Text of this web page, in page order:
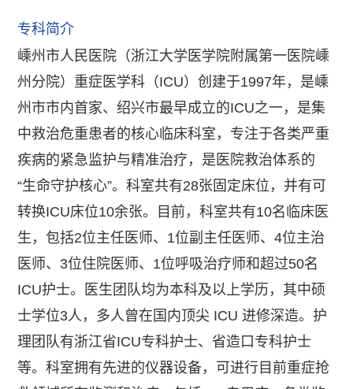
专科简介
嵊州市人民医院（浙江大学医学院附属第一医院嵊
州分院）重症医学科（ICU）创建于1997年，是嵊
州市市内首家、绍兴市最早成立的ICU之一，是集
中救治危重患者的核心临床科室，专注于各类严重
疾病的紧急监护与精准治疗，是医院救治体系的
“生命守护核心”。科室共有28张固定床位，并有可
转换ICU床位10余张。目前，科室共有10名临床医
生，包括2位主任医师、1位副主任医师、4位主治
医师、3位住院医师、1位呼吸治疗师和超过50名
ICU护士。医生团队均为本科及以上学历，其中硕
士学位3人，多人曾在国内顶尖 ICU 进修深造。护
理团队有浙江省ICU专科护士、省造口专科护士
等。科室拥有先进的仪器设备，可进行目前重症抢